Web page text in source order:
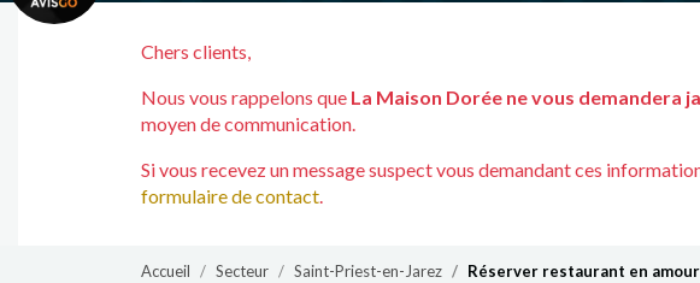
Chers clients,
Nous vous rappelons que La Maison Dorée ne vous demandera
moyen de communication.
Si vous recevez un message suspect vous demandant ces
formulaire de contact.
Accueil Secteur Saint-Priest-en-Jarez Réserver restaurant en